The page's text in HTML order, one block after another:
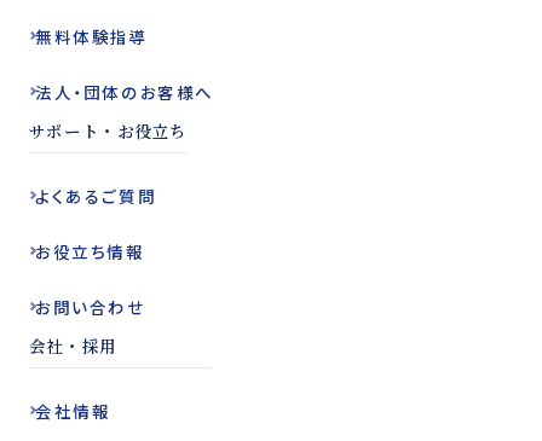
無料体験指導
法人・団体の お客様へ
サポート・お役立ち
よくある ご質問
お役立ち情報
お問い合わせ
会社・採用
会社情報